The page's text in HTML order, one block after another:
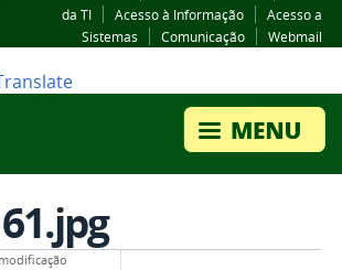
da TI
Acesso à Informação
Acesso a
Sistemas
Comunicação Webmail